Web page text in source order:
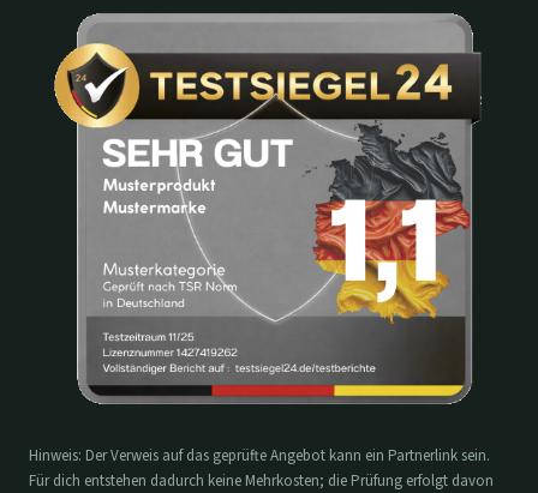
Hinweis: Der Verweis auf das geprüfte Angebot kann ein Partnerlink sein.
Für dich entstehen dadurch keine Mehrkosten; die Prüfung erfolgt davon